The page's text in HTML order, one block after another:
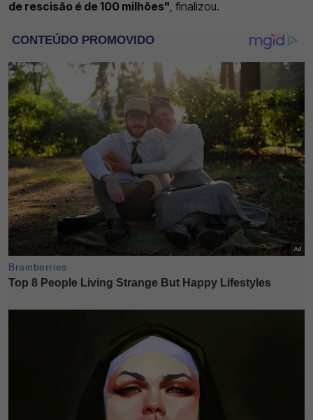
de rescisão é de 100 milhões" , finalizou.